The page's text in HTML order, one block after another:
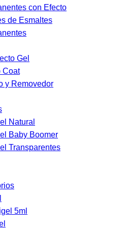
con Efecto
de Esmaltes
Gel
Coat
y Removedor
Natural
Baby Boomer
Transparentes
5ml